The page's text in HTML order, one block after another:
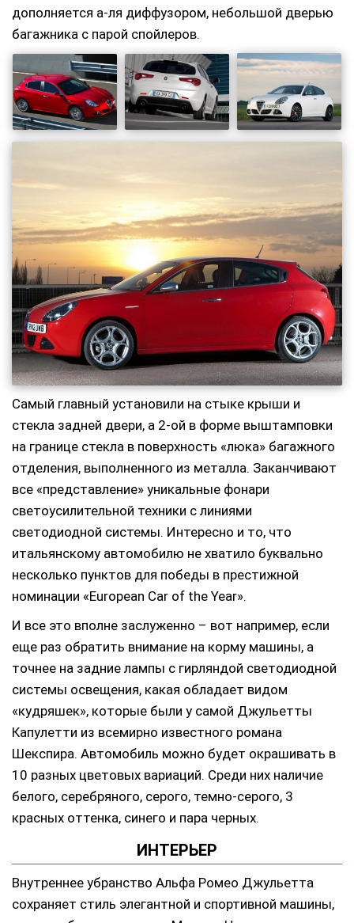
дополняется а-ля диффузором, небольшой дверью
багажника с парой спойлеров.
Самый главный установили на стыке крыши и
стекла задней двери, а 2-ой в форме выштамповки
на границе стекла в поверхность «люка» багажного
отделения, выполненного из металла. Заканчивают
все «представление» уникальные фонари
светоусилительной техники с линиями
светодиодной системы. Интересно и то, что
итальянскому автомобилю не хватило буквально
несколько пунктов для победы в престижной
номинации «European Car of the Year».
И все это вполне заслуженно – вот например, если
еще раз обратить внимание на корму машины, а
точнее на задние лампы с гирляндой светодиодной
системы освещения, какая обладает видом
«кудряшек», которые были у самой Джульетты
Капулетти из всемирно известного романа
Шекспира. Автомобиль можно будет окрашивать в
10 разных цветовых вариаций. Среди них наличие
белого, серебряного, серого, темно-серого, 3
красных оттенка, синего и пара черных.
ИНТЕРЬЕР
Внутреннее убранство Альфа Ромео Джульетта
сохраняет стиль элегантной и спортивной машины,